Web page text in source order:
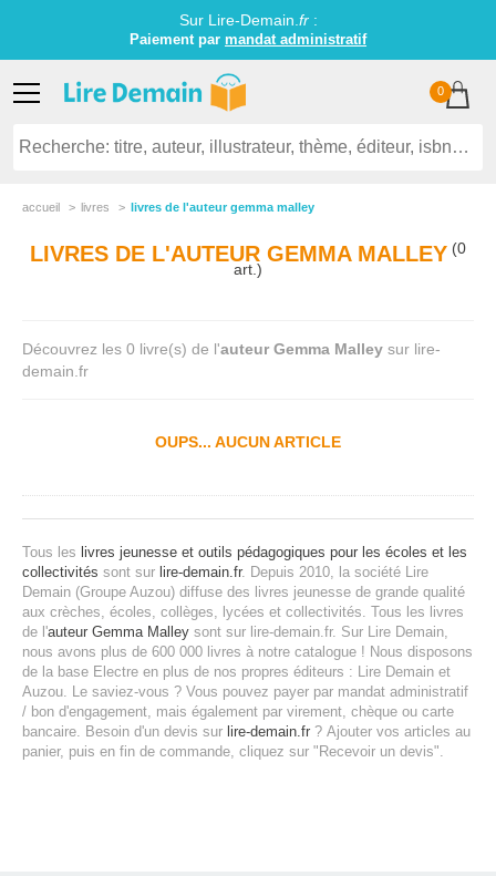
Sur Lire-Demain. fr:
Paiement par mandat administratif
0
accueil livres livres de l'auteur gemma malley
LIVRES DE L'AUTEUR GEMMA MALLEY (0
art.)
Découvrez les 0 livre(s) de l'auteur Gemma Malley sur lire-
demain.fr
OUPS... AUCUN ARTICLE
Tous les livres jeunesse et outils pédagogiques pour les écoles et les
collectivités sont sur lire-demain.fr. Depuis 2010, la société Lire
Demain (Groupe Auzou) diffuse des livres jeunesse de grande qualité
aux crèches, écoles, collèges, lycées et collectivités. Tous les livres
de l'auteur Gemma Malley sont sur lire-demain.fr. Sur Lire Demain,
nous avons plus de 600 000 livres à notre catalogue ! Nous disposons
de la base Electre en plus de nos propres éditeurs : Lire Demain et
Auzou. Le saviez-vous ? Vous pouvez payer par mandat administratif
/ bon d'engagement, mais également par virement, chèque ou carte
bancaire. Besoin d'un devis sur lire-demain.fr ? Ajouter vos articles au
panier, puis en fin de commande, cliquez sur "Recevoir un devis".